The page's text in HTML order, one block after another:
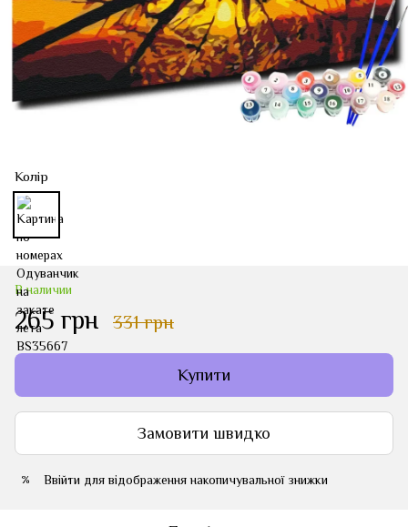
Колір
В наличии
265 грн 331 грн
Купити
Замовити швидко
% Ввійти для відображення накопичувальної знижки